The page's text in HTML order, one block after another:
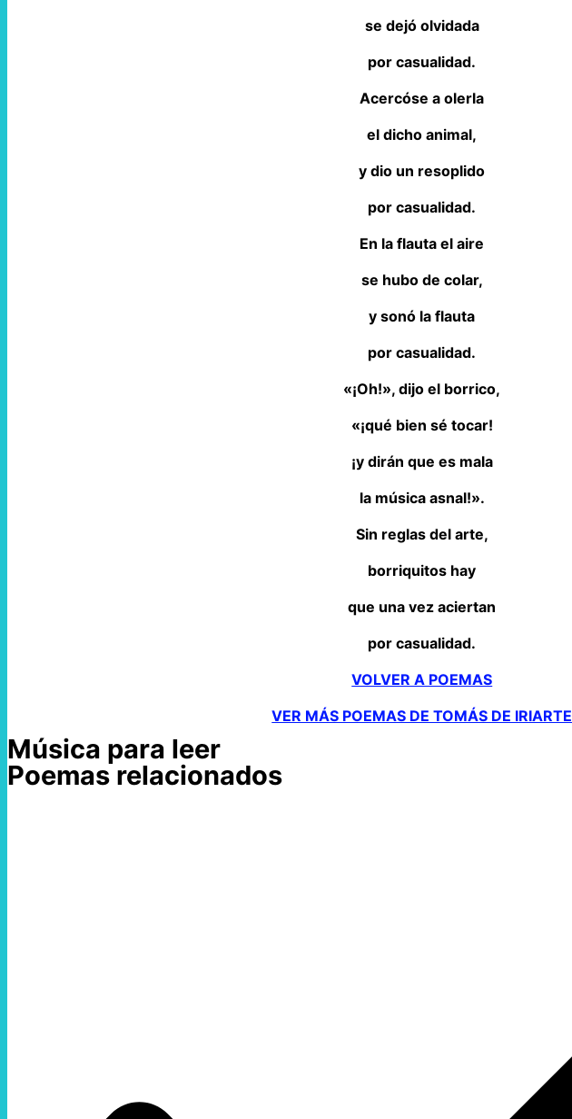
se dejó olvidada
por casualidad.
Acercóse a olerla
el dicho animal,
y dio un resoplido
por casualidad.
En la flauta el aire
se hubo de colar,
y sonó la flauta
por casualidad.
«¡Oh!», dijo el borrico,
«¡qué bien sé tocar!
¡y dirán que es mala
la música asnal!».
Sin reglas del arte,
borriquitos hay
que una vez aciertan
por casualidad.
VOLVER A POEMAS
VER MÁS POEMAS DE TOMÁS DE IRIARTE
Música para leer
Poemas relacionados